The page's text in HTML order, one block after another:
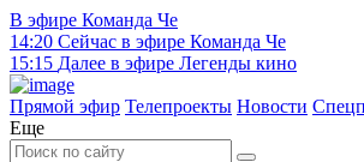
В эфире Команда Че
14:20 Сейчас в эфире Команда Че
15:15 Далее в эфире Легенды кино
Прямой эфир Телепроекты Новости
Еще